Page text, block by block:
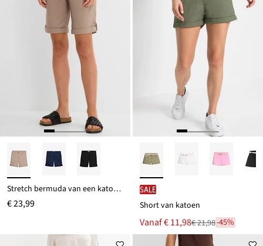
Stretch bermuda van een katoenmix
€ 23,99
SALE
Short van katoen
VanafNu
voor
€ 11,98
Van
€ 21,98
€ 21,98-45%